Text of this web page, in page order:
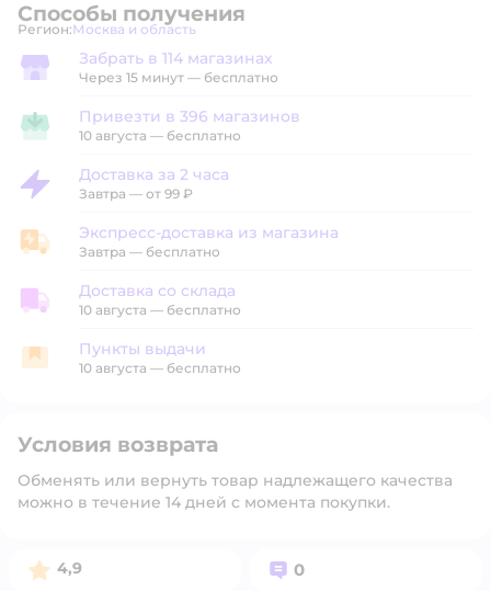
Способы получения
Регион: Выбор адреса доставки.
Москва и область
Забрать в магазине
Забрать в 114 магазинах
Через 15 минут — бесплатно
Привезти в магазин
Привезти в 396 магазинов
10 августа — бесплатно
Доставка за 2 часа
Доставка за 2 часа
Завтра — от 99 ₽
Экспресс-доставка из магазина
Экспресс-доставка из магазина
Завтра — бесплатно
Доставка со склада
Доставка со склада
10 августа — бесплатно
Пункты выдачи
Пункты выдачи
10 августа — бесплатно
Условия возврата
Обменять или вернуть товар надлежащего качества
можно в течение 14 дней с момента покупки.
Рейтинг:
4,9 Вопросов:
0